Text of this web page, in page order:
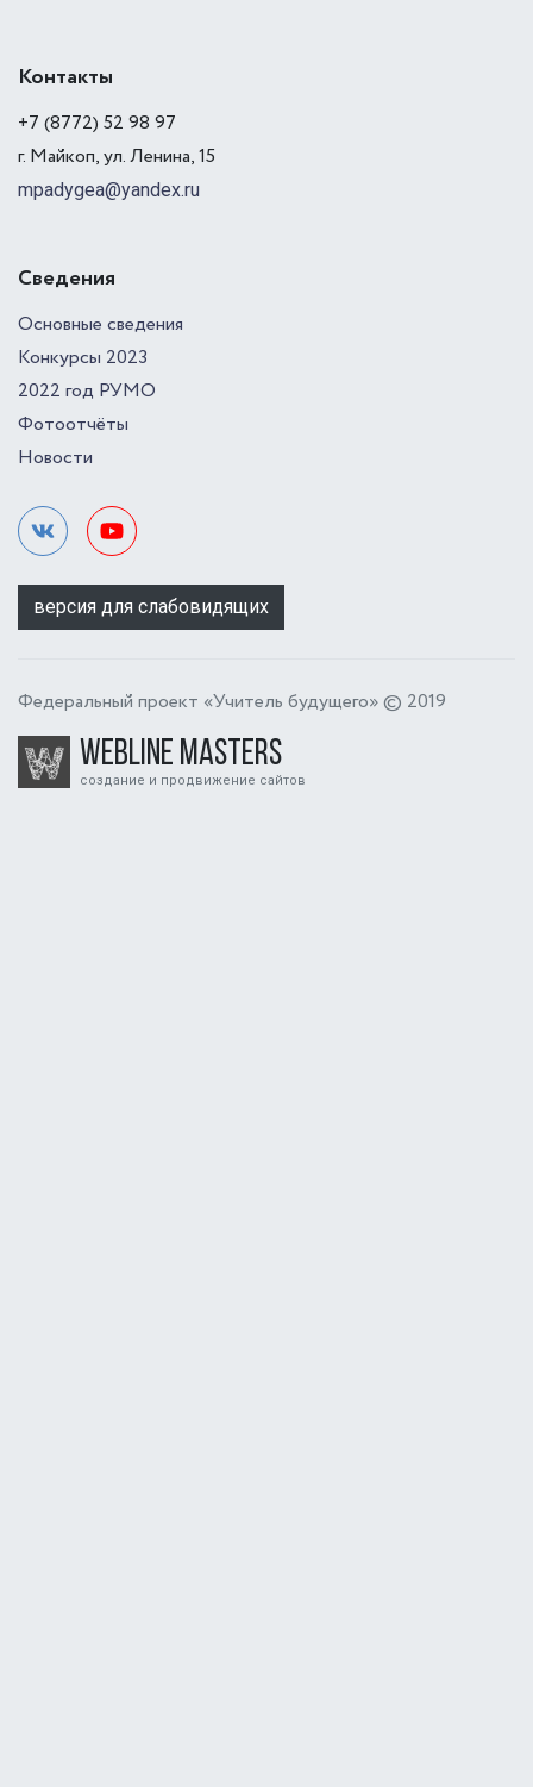
Контакты
+7 (8772) 52 98 97
г. Майкоп, ул. Ленина, 15
mpadygea@yandex.ru
Сведения
Основные сведения
Конкурсы 2023
2022 год РУМО
Фотоотчёты
Новости
версия для слабовидящих
Федеральный проект «Учитель будущего» © 2019
Webline Masters
создание и продвижение сайтов